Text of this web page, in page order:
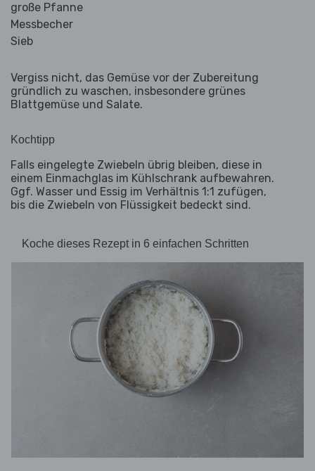
große Pfanne
Messbecher
Sieb
Vergiss nicht, das Gemüse vor der Zubereitung
gründlich zu waschen, insbesondere grünes
Blattgemüse und Salate.
Kochtipp
Falls eingelegte Zwiebeln übrig bleiben, diese in
einem Einmachglas im Kühlschrank aufbewahren.
Ggf. Wasser und Essig im Verhältnis 1:1 zufügen,
bis die Zwiebeln von Flüssigkeit bedeckt sind.
Koche dieses Rezept in 6 einfachen Schritten